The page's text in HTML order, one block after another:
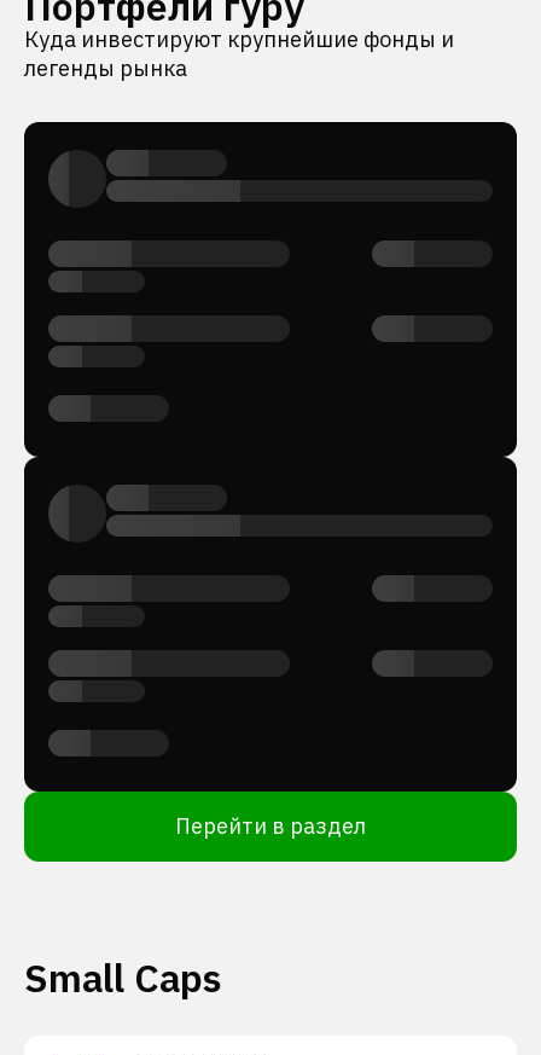
Куда инвестируют крупнейшие фонды и
легенды рынка
Перейти в раздел
Small Caps